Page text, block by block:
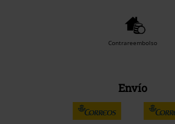
Contrareembolso
Envío